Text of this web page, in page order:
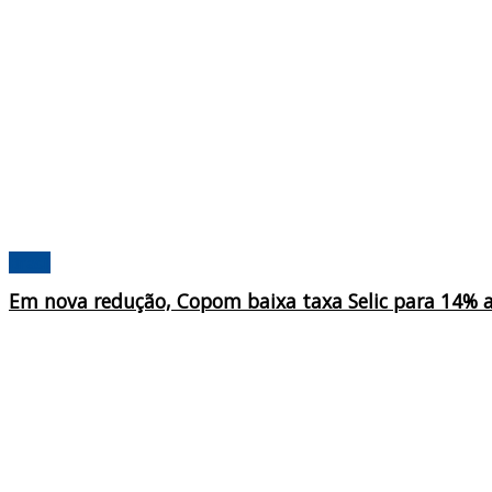
Em nova redução, Copom baixa taxa Selic para 14%